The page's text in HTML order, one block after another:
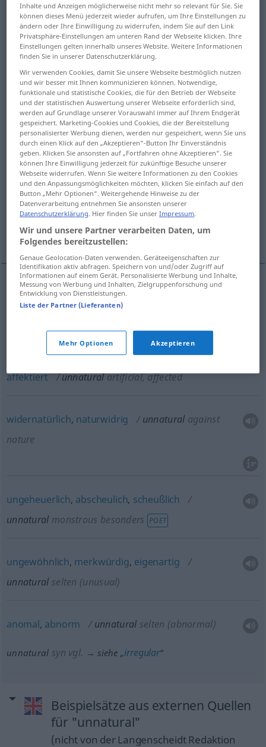
Übersicht aller Übersetzungen
(Für mehr Details die Übersetzung anklicken/antippen)
unnatürlich, nicht natürlich
künstlich, gekünstelt, gezwungen,
geschraubt, affektiert
widernatürlich, naturwidrig
ungeheuerlich, abscheulich, scheußlich
ungewöhnlich, merkwürdig, eigenartig
anomal, abnorm
unnatürlich, nichtnatürlich
künstlich,gekünstelt,gezwungen,geschraubt,
affektiert
unnaturalartificial, affected
widernatürlich, naturwidrig unnatural against
nature
ungeheuerlich, abscheulich, scheußlich
unnatural monstrous besonders POET
ungewöhnlich, merkwürdig, eigenartig
unnatural selten (unusual)
anomal, abnorm unnatural selten (abnormal)
unnatural syn vgl. → siehe „irregular“
Beispielsätze aus externen Quellen
für "unnatural"
(nicht von der Langenscheidt Redaktion
Inhalte und Anzeigen möglicherweise nicht mehr so relevant für Sie. Sie
können dieses Menü jederzeit wieder aufrufen, um Ihre Einstellungen zu
ändern oder Ihre Einwilligung zu widerrufen, indem Sie auf den Link
Privatsphäre-Einstellungen am unteren Rand der Webseite klicken. Ihre
Einstellungen gelten innerhalb unseres Website. Weitere Informationen
finden Sie in unserer Datenschutzerklärung.
Wir verwenden Cookies, damit Sie unsere Webseite bestmöglich nutzen
und wir besser mit Ihnen kommunizieren können. Notwendige,
funktionale und statistische Cookies, die für den Betrieb der Webseite
und der statistischen Auswertung unserer Webseite erforderlich sind,
werden auf Grundlage unserer Vorauswahl immer auf Ihrem Endgerät
gespeichert. Marketing-Cookies und Cookies, die der Bereitstellung
personalisierter Werbung dienen, werden nur gespeichert, wenn Sie uns
durch einen Klick auf den „Akzeptieren“-Button Ihr Einverständnis
geben. Klicken Sie ansonsten auf „Fortfahren ohne Akzeptieren“. Sie
können Ihre Einwilligung jederzeit für zukünftige Besuche unserer
Webseite widerrufen. Wenn Sie weitere Informationen zu den Cookies
und den Anpassungsmöglichkeiten möchten, klicken Sie einfach auf den
Button „Mehr Optionen“. Weitergehende Hinweise zu der
Datenverarbeitung entnehmen Sie ansonsten unserer
Datenschutzerklärung. Hier finden Sie unserImpressum.
Wir und unsere Partner verarbeiten Daten, um
Folgendes bereitzustellen:
Genaue Geolocation-Daten verwenden. Geräteeigenschaften zur
Identifikation aktiv abfragen. Speichern von und/oder Zugriff auf
Informationen auf einem Gerät. Personalisierte Werbung und Inhalte,
Messung von Werbung und Inhalten, Zielgruppenforschung und
Entwicklung von Dienstleistungen.
Liste der Partner (Lieferanten)
Mehr Optionen Akzeptieren